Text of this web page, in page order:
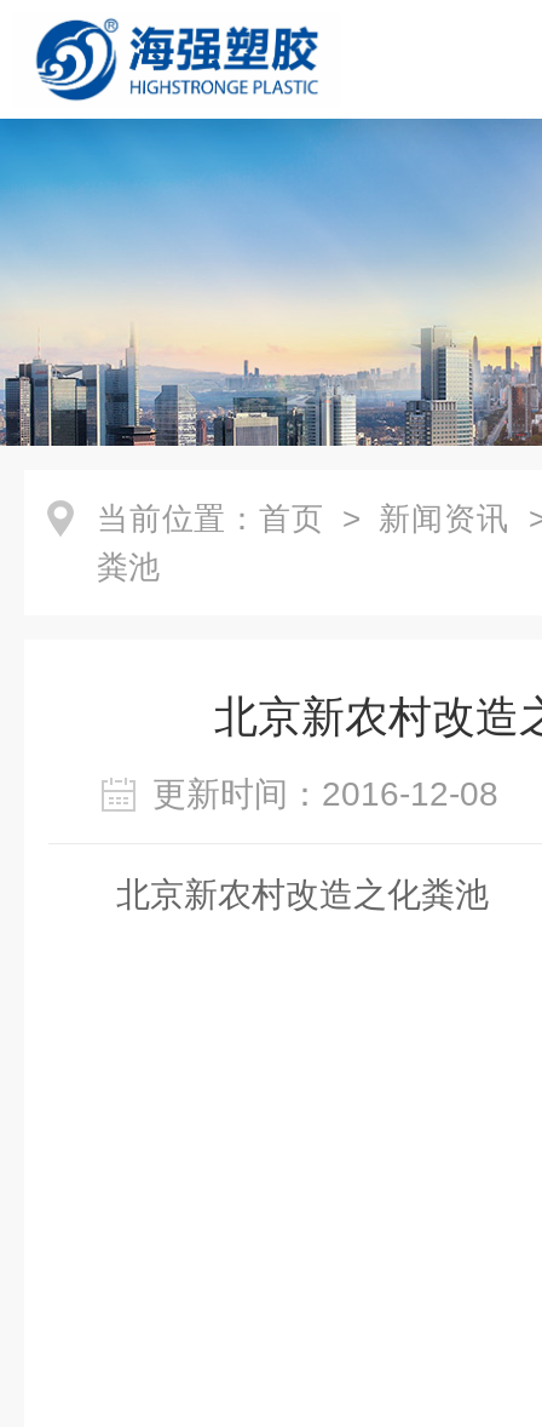
当前位置： 首页 > 新闻资讯
粪池
北京新农村改造
更新时间：2016-12-
北京新农村改造之化粪池